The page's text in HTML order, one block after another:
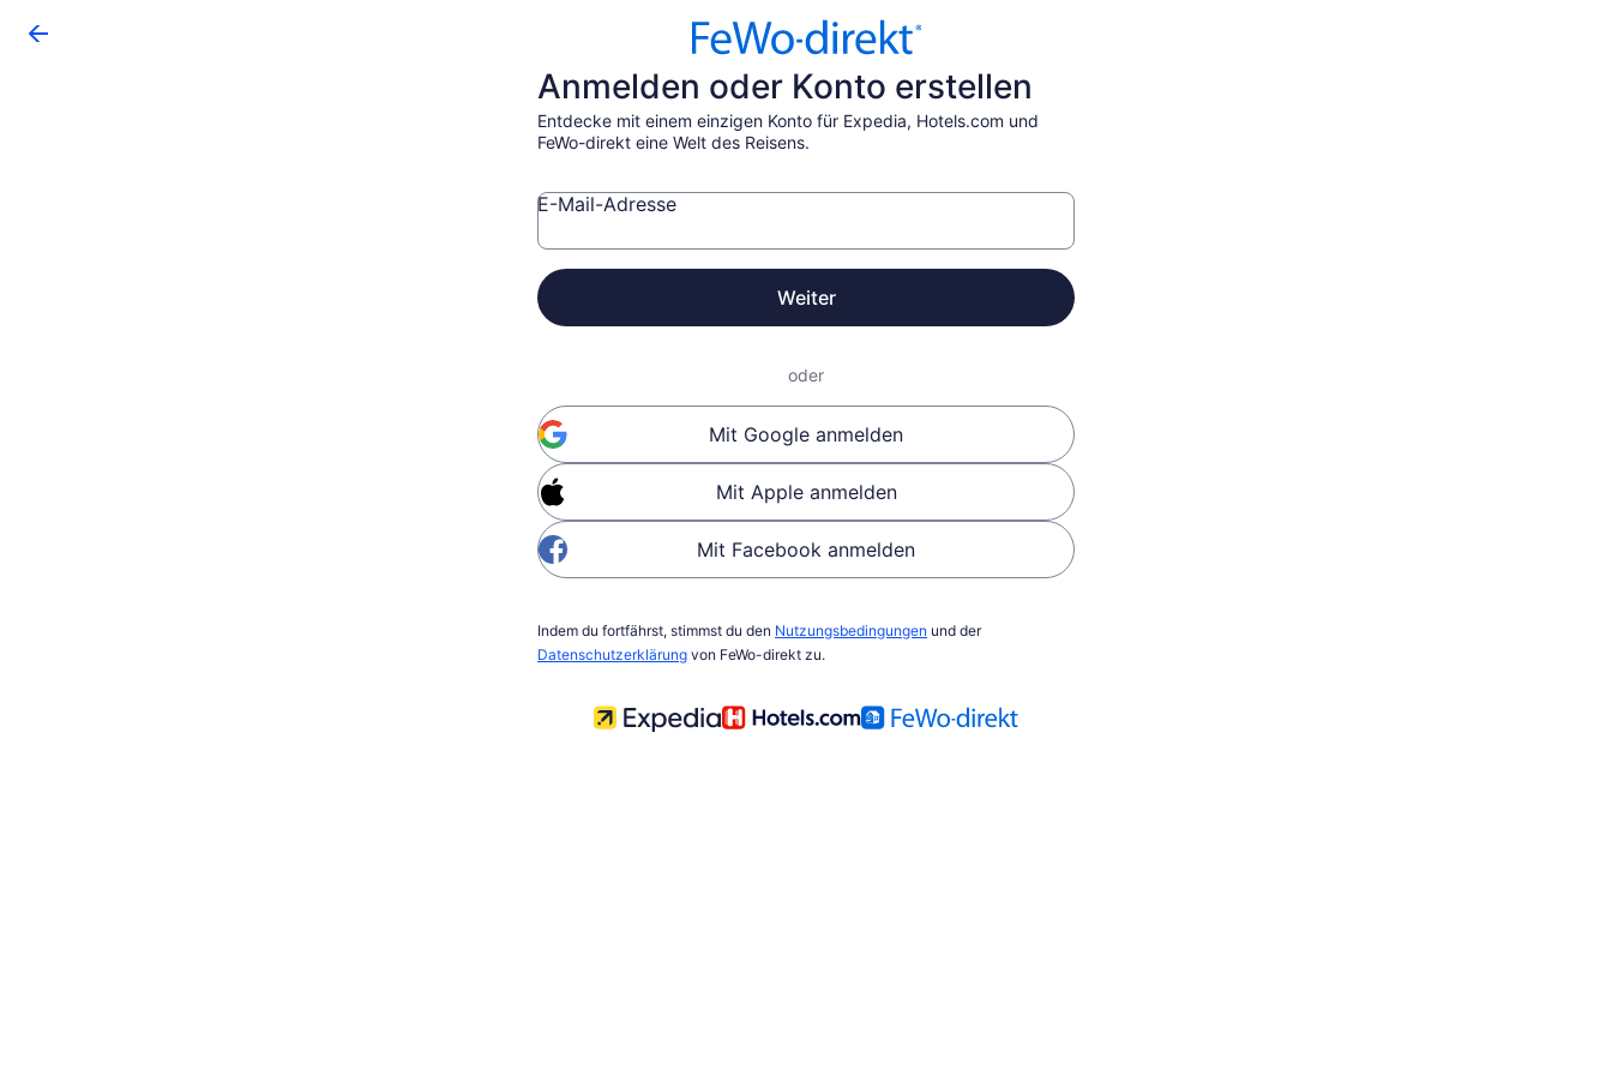
Anmelden oder Konto erstellen
Entdecke mit einem einzigen Konto für Expedia, Hotels.com und
FeWo-direkt eine Welt des Reisens.
E-Mail-Adresse
Weiter
oder
Mit Google anmelden
Mit Apple anmelden
Mit Facebook anmelden
Indem du fortfährst, stimmst du den Nutzungsbedingungen und der
Datenschutzerklärung von FeWo-direkt zu.